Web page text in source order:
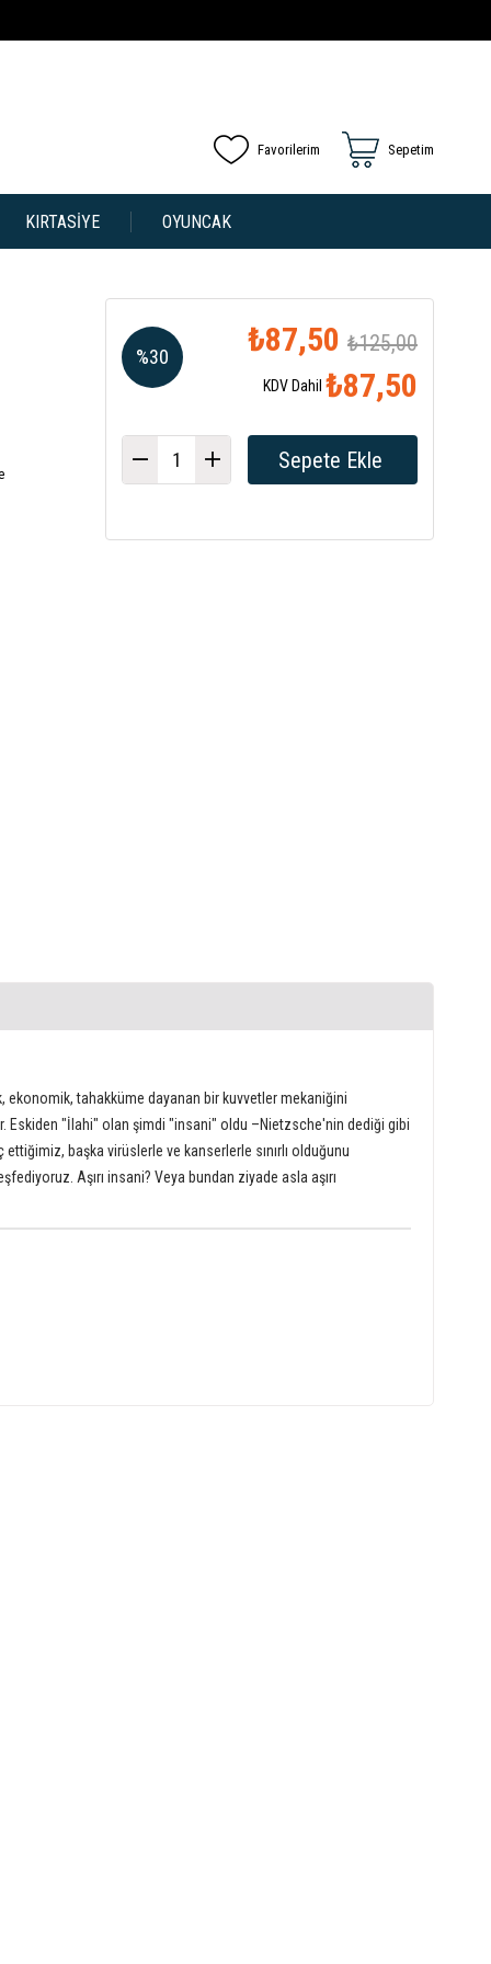
KIRTASİYE OYUNCAK
Sepetim
Favorilerim
%30
₺125,00
₺87,50
KDV Dahil ₺87,50
ekonomik, tahakküme dayanan bir kuvvetler mekaniğini
Eskiden "İlahi" olan şimdi "insani" oldu –Nietzsche'nin dediği gibi
ettiğimiz, başka virüslerle ve kanserlerle sınırlı olduğunu
Aşırı insani? Veya bundan ziyade asla aşırı